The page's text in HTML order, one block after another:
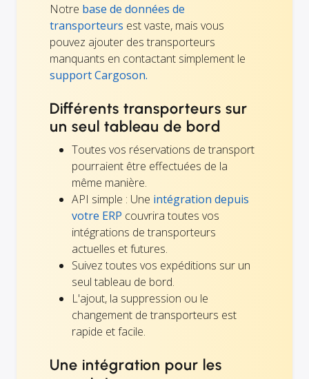
Notre base de données de
transporteurs est vaste, mais vous
pouvez ajouter des transporteurs
manquants en contactant simplement le
support Cargoson.
Différents transporteurs sur
un seul tableau de bord
Toutes vos réservations de transport
pourraient être effectuées de la
même manière.
API simple : Une intégration depuis
votre ERP couvrira toutes vos
intégrations de transporteurs
actuelles et futures.
Suivez toutes vos expéditions sur un
seul tableau de bord.
L'ajout, la suppression ou le
changement de transporteurs est
rapide et facile.
Une intégration pour les